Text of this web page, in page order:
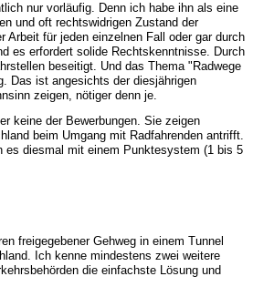
nur vorläufig. Denn ich habe ihn als eine
und oft rechtswidrigen Zustand der
für jeden einzelnen Fall oder gar durch
es erfordert solide Rechtskenntnisse. Durch
beseitigt. Und das Thema "Radwege
Das ist angesichts der diesjährigen
zeigen, nötiger denn je.
keine der Bewerbungen. Sie zeigen
beim Umgang mit Radfahrenden antrifft.
es diesmal mit einem Punktesystem (1 bis 5
freigegebener Gehweg in einem Tunnel
Ich kenne mindestens zwei weitere
die einfachste Lösung und